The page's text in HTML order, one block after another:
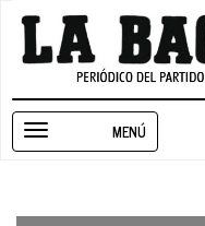
Pasar
contenido
navigation